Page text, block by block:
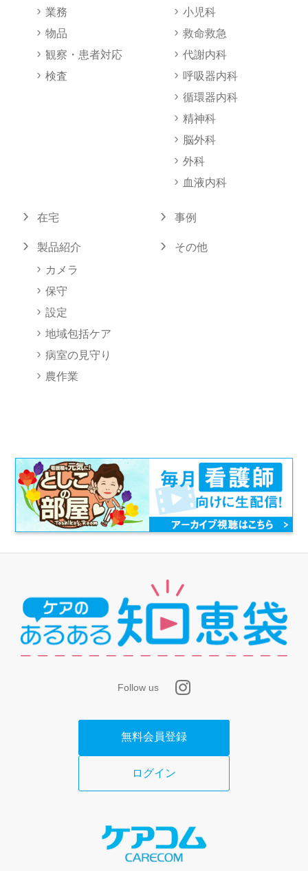
業務
物品
観察・患者対応
検査
小児科
救命救急
代謝内科
呼吸器内科
循環器内科
精神科
脳外科
外科
血液内科
在宅 事例
製品紹介
カメラ
保守
設定
地域包括ケア
病室の見守り
農作業
その他
Follow us
無料会員登録
ログイン